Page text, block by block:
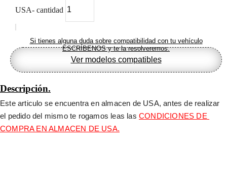
USA- cantidad
Si tienes alguna duda sobre compatibilidad con tu vehículo
ESCRÍBENOS y te la resolveremos.
Ver modelos compatibles
Descripción.
Este articulo se encuentra en almacen de USA, antes de realizar
el pedido del mismo te rogamos leas las CONDICIONES DE
COMPRA EN ALMACEN DE USA.